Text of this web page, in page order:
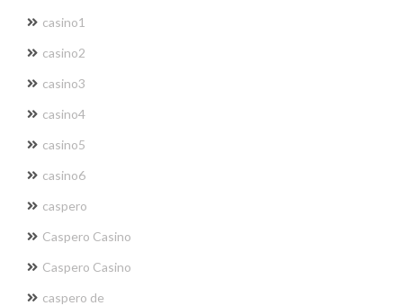
casino1
casino2
casino3
casino4
casino5
casino6
caspero
Caspero Casino
Caspero Casino
caspero de